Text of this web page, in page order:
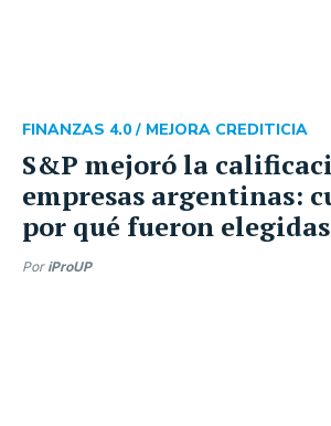
S&P mejoró la
empresas argentinas:
por qué fueron elegidas
FINANZAS 4.0 / MEJORA CREDITICIA
Por iProUP